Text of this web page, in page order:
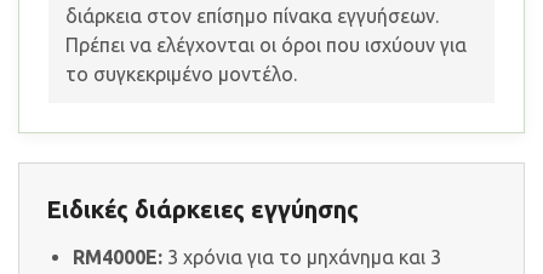
διάρκεια στον επίσημο πίνακα εγγυήσεων.
Πρέπει να ελέγχονται οι όροι που ισχύουν για
το συγκεκριμένο μοντέλο.
Ειδικές διάρκειες εγγύησης
RM4000E: 3 χρόνια για το μηχάνημα και 3